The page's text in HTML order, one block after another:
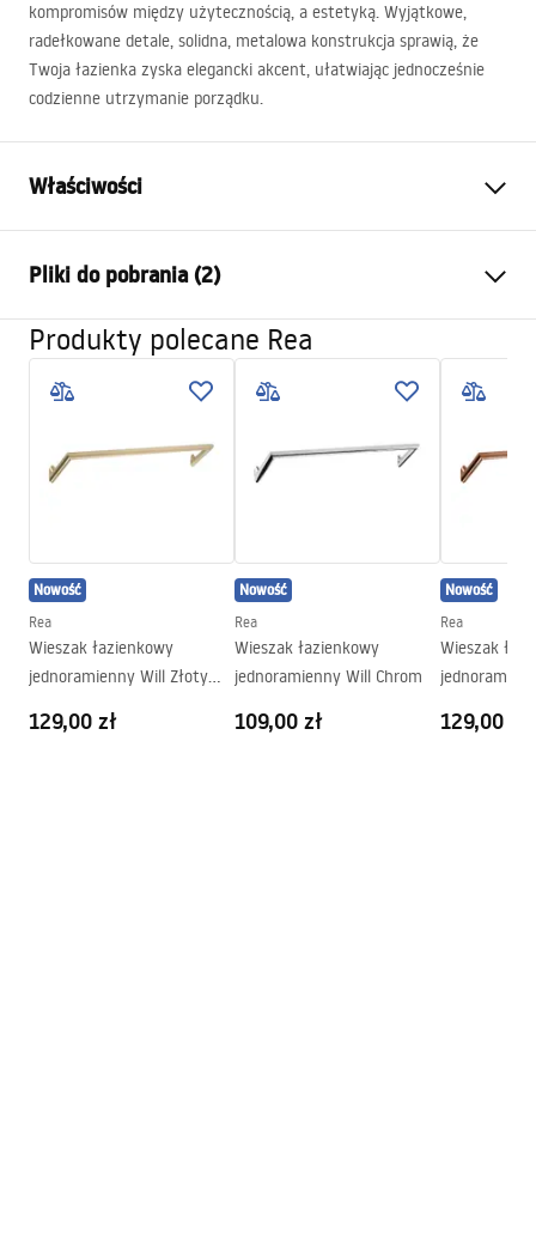
kompromisów między użytecznością, a estetyką. Wyjątkowe,
radełkowane detale, solidna, metalowa konstrukcja sprawią, że
Twoja łazienka zyska elegancki akcent, ułatwiając jednocześnie
codzienne utrzymanie porządku.
Właściwości
Materiał:
Sposób montażu:
Przykręcany
Szerokość (mm):
265mm
Wysokość (mm):
95
Seria:
Pliki do pobrania (2)
Warunki gwarancji
Warranty_Terms_and_Conditions_Accessories_-_24.pdf
Informacje o bezpieczeństwie
Produkty polecane Rea
Nowość
Rea
Wieszak łazienkowy
jednoramienny Will Złoty
129,00 zł
Nowość
Rea
Wieszak łazienkowy
jednoramienny Will Chrom
109,00 zł
Nowość
Rea
Wieszak
129,00 zł